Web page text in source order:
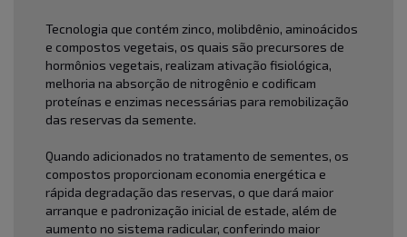
Tecnologia que contém zinco, molibdênio, aminoácidos
e compostos vegetais, os quais são precursores de
hormônios vegetais, realizam ativação fisiológica,
melhoria na absorção de nitrogênio e codificam
proteínas e enzimas necessárias para remobilização
das reservas da semente.
Quando adicionados no tratamento de sementes, os
compostos proporcionam economia energética e
rápida degradação das reservas, o que dará maior
arranque e padronização inicial de estade, além de
aumento no sistema radicular, conferindo maior